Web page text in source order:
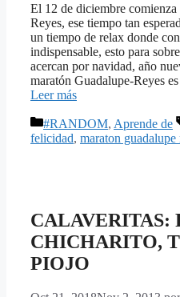
El 12 de diciembre
Reyes, ese tiempo tan
un tiempo de relax donde
indispensable, esto para
acercan por navidad, año
maratón Guadalupe-Reyes
Leer más
Categorías
#RANDOM, Aprende de
felicidad, maraton guadalupe
CALAVERITAS:
CHICHARITO,
PIOJO